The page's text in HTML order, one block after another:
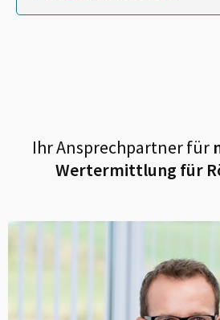
Ihr Ansprechpartner für
Wertermittlung für